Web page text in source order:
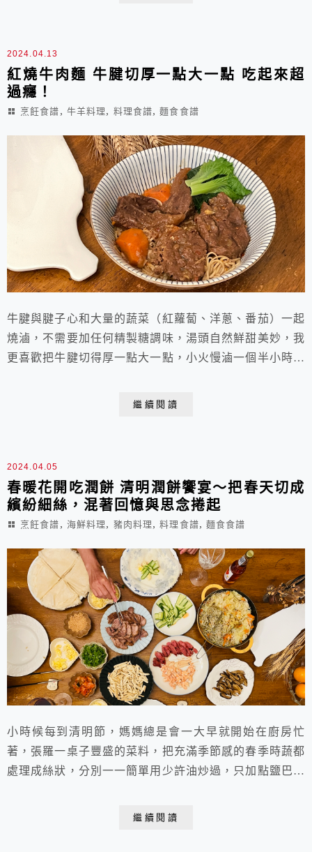
2024.04.13
紅燒牛肉麵 牛腱切厚一點大一點 吃起來超
過癮！
烹飪食譜 , 牛羊料理 , 料理食譜,麵食食譜
牛腱與腱子心和大量的蔬菜（紅蘿蔔、洋蔥、番茄）一起
燒滷，不需要加任何精製糖調味，湯頭自然鮮甜美妙，我
更喜歡把牛腱切得厚一點大一點，小火慢滷一個半小時再
繼續閱讀
2024.04.05
春暖花開吃潤餅 清明潤餅饗宴～把春天切成
繽紛細絲，混著回憶與思念捲起
烹飪食譜 , 海鮮料理 , 豬肉料理 ,料理食譜,麵食食譜
小時候每到清明節，媽媽總是會一大早就開始在廚房忙
著，張羅一桌子豐盛的菜料，把充滿季節感的春季時蔬都
處理成絲狀，分別一一簡單用少許油炒過，只加點鹽巴調
繼續閱讀